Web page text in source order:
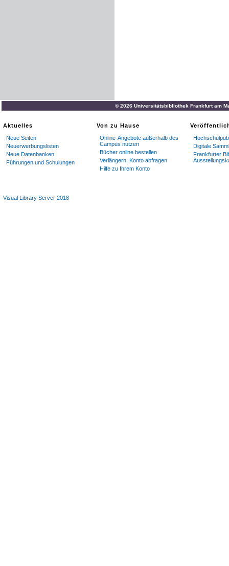
© 2026 Universitätsbibliothek Frankfurt am
Aktuelles
Neue Seiten
Neuerwerbungslisten
Neue Datenbanken
Führungen und Schulungen
Von zu Hause
Online-Angebote außerhalb des
Campus nutzen
Bücher online bestellen
Verlängern, Konto abfragen
Hilfe zu Ihrem Konto
Digitale
Frankfurter
Visual Library Server 2018